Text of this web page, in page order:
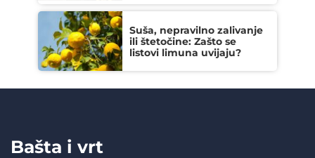
Suša, nepravilno zalivanje
ili štetočine: Zašto se
listovi limuna uvijaju?
Bašta i vrt